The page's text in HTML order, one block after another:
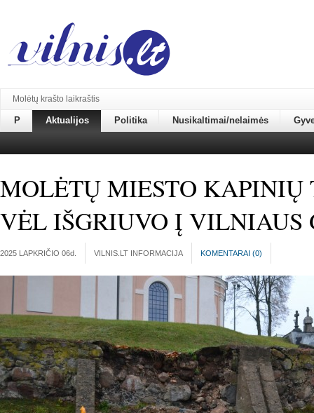
Molėtų krašto laikraštis
P Aktualijos Politika Nusikaltimai/nelaimės
MOLĖTŲ MIESTO KAPINIŲ
VĖL IŠGRIUVO Į VILNIAUS
2025 LAPKRIČIO 06d. VILNIS.LT INFORMACIJA KOMENTARAI (0)